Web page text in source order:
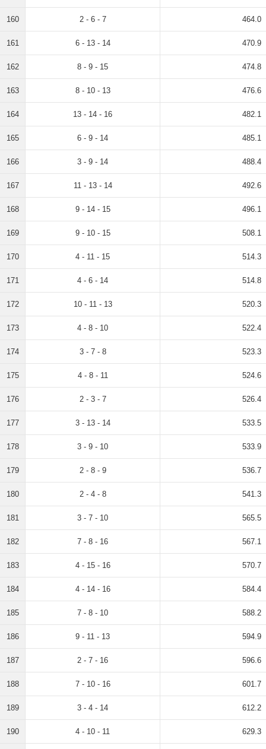
160 2 - 6 - 7 464.0
161 6 - 13 - 14 470.9
162 8 - 9 - 15 474.8
163 8 - 10 - 13 476.6
164 13 - 14 - 16 482.1
165 6 - 9 - 14 485.1
166 3 - 9 - 14 488.4
167 11 - 13 - 14 492.6
168 9 - 14 - 15 496.1
169 9 - 10 - 15 508.1
170 4 - 11 - 15 514.3
171 4 - 6 - 14 514.8
172 10 - 11 - 13 520.3
173 4 - 8 - 10 522.4
174 3 - 7 - 8 523.3
175 4 - 8 - 11 524.6
176 2 - 3 - 7 526.4
177 3 - 13 - 14 533.5
178 3 - 9 - 10 533.9
179 2 - 8 - 9 536.7
180 2 - 4 - 8 541.3
181 3 - 7 - 10 565.5
182 7 - 8 - 16 567.1
183 4 - 15 - 16 570.7
184 4 - 14 - 16 584.4
185 7 - 8 - 10 588.2
186 9 - 11 - 13 594.9
187 2 - 7 - 16 596.6
188 7 - 10 - 16 601.7
189 3 - 4 - 14 612.2
190 4 - 10 - 11 629.3